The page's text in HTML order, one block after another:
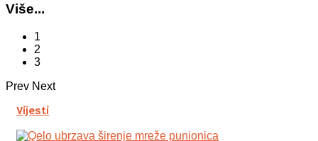
Više...
1
2
3
Prev Next
Vijesti